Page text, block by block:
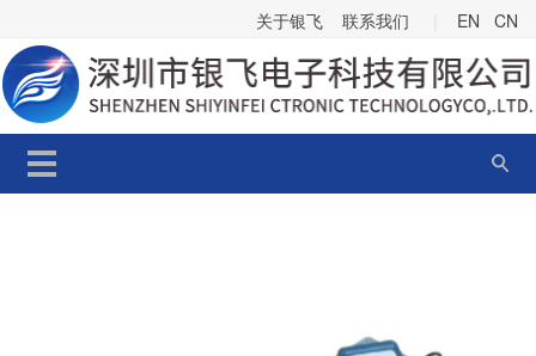
关于银飞 联系我们 EN CN